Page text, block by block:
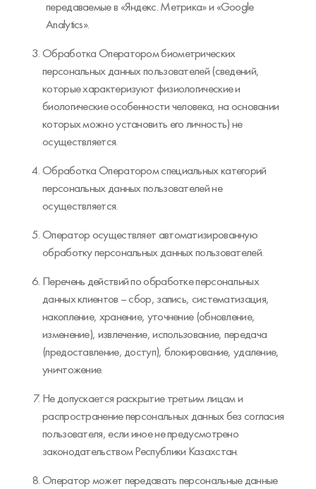
передаваемые в «Яндекс. Метрика» и «Google
Analytics».
Обработка Оператором биометрических
персональных данных пользователей (сведений,
которые характеризуют физиологические и
биологические особенности человека, на основании
которых можно установить его личность) не
осуществляется.
Обработка Оператором специальных категорий
персональных данных пользователей не
осуществляется.
Оператор осуществляет автоматизированную
обработку персональных данных пользователей.
Перечень действий по обработке персональных
данных клиентов – сбор, запись, систематизация,
накопление, хранение, уточнение (обновление,
изменение), извлечение, использование, передача
(предоставление, доступ), блокирование, удаление,
уничтожение.
Не допускается раскрытие третьим лицам и
распространение персональных данных без согласия
пользователя, если иное не предусмотрено
законодательством Республики Казахстан.
Оператор может передавать персональные данные